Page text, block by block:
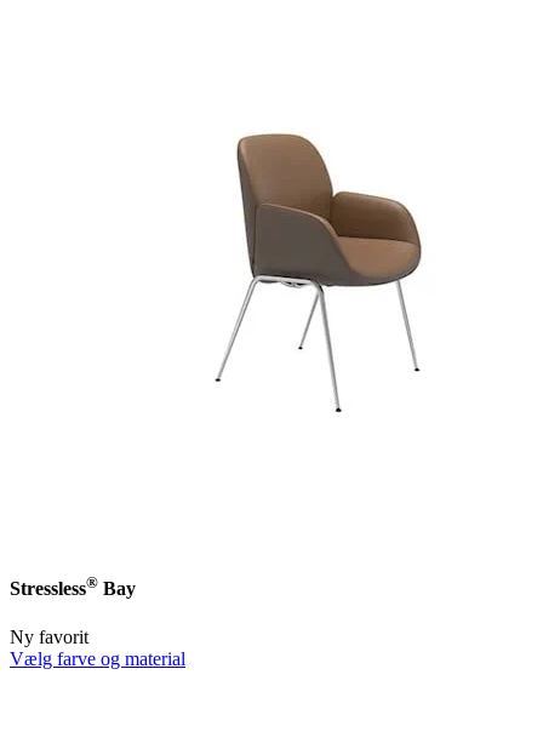
Stressless® Bay
Ny favorit
Vælg farve og material